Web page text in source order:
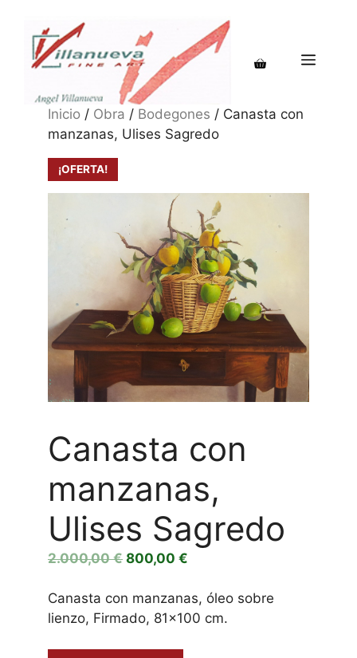
contenido
MENÚ
Inicio / Obra / Bodegones / Canasta con
manzanas, Ulises Sagredo
¡OFERTA!
Canasta con
manzanas,
Ulises Sagredo
2.000,00€ El
original
era:
800,00 €
actual
es:
Canasta con manzanas, óleo sobre
lienzo, Firmado, 81×100 cm.